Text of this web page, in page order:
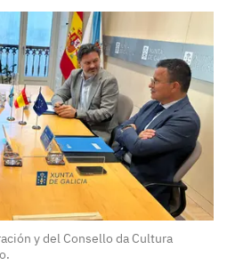
y del Consello da Cultura